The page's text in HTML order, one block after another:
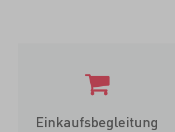
Einkaufsbegleitung